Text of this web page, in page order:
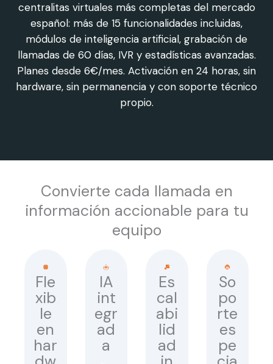
centralitas virtuales más completas del mercado
español: más de 15 funcionalidades incluidas,
módulos de inteligencia artificial, grabación de
llamadas de 60 días, IVR y estadísticas avanzadas.
Planes desde 6€/mes. Activación en 24 horas, sin
hardware, sin permanencia y con soporte técnico
propio.
Convierte cada llamada en
información accionable para tu
equipo
Fle
xib
le
en
har
IA
int
egr
ad
a
Es
cal
abi
lid
ad
So
po
rte
es
pe